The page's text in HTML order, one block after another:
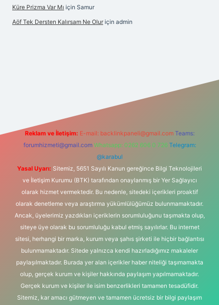
Küre Prizma Var Mı için Samur
Aöf Tek Dersten Kalırsam Ne Olur için admin
Reklam ve İletişim: E-mail: backlinkpaneli@gmail.com Teams:
forumhizmeti@gmail.com Whatsapp: 0262 606 0 726 Telegram:
@karabul
Yasal Uyarı: Sitemiz, 5651 Sayılı Kanun gereğince Bilgi Teknolojileri
ve İletişim Kurumu (BTK) tarafından onaylanmış bir Yer Sağlayıcı
olarak hizmet vermektedir. Bu nedenle, sitedeki içerikleri proaktif
olarak denetleme veya araştırma yükümlülüğümüz bulunmamaktadır.
Ancak, üyelerimiz yazdıkları içeriklerin sorumluluğunu taşımakta olup,
siteye üye olarak bu sorumluluğu kabul etmiş sayılırlar. Bu internet
sitesi, herhangi bir marka, kurum veya şahıs şirketi ile hiçbir bağlantısı
bulunmamaktadır. Sitede yalnızca kendi hazırladığımız makaleler
paylaşılmaktadır. Burada yer alan içerikler haber niteliği taşımamakta
olup, gerçek kurum ve kişiler hakkında paylaşım yapılmamaktadır.
Gerçek kurum ve kişiler ile isim benzerlikleri tamamen tesadüfidir.
Sitemiz, kar amacı gütmeyen ve tamamen ücretsiz bir bilgi paylaşım